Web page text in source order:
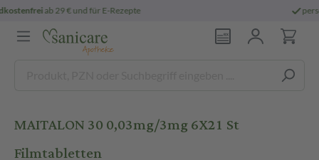
morgen geliefert3
MAITALON 30 0,03mg/3mg 6X21 St
Filmtabletten